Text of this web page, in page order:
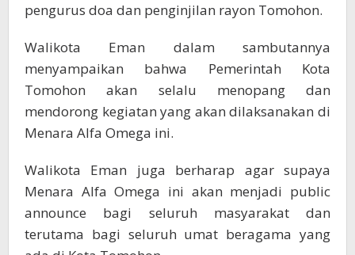
pengurus doa dan penginjilan rayon Tomohon.
Walikota Eman dalam sambutannya
menyampaikan bahwa Pemerintah Kota
Tomohon akan selalu menopang dan
mendorong kegiatan yang akan dilaksanakan di
Menara Alfa Omega ini.
Walikota Eman juga berharap agar supaya
Menara Alfa Omega ini akan menjadi public
announce bagi seluruh masyarakat dan
terutama bagi seluruh umat beragama yang